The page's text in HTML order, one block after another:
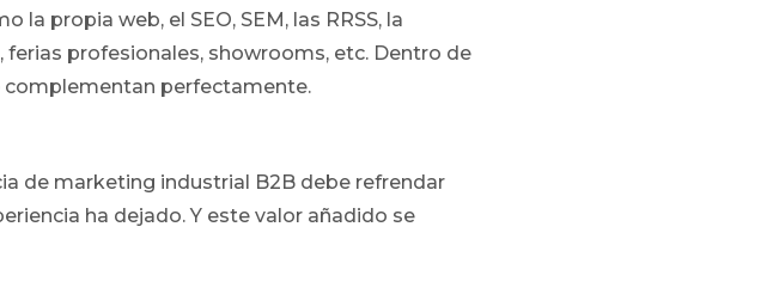
propia web, el SEO, SEM, las RRSS, la
profesionales, showrooms, etc. Dentro de
complementan perfectamente.
de marketing industrial B2B debe refrendar
ha dejado. Y este valor añadido se